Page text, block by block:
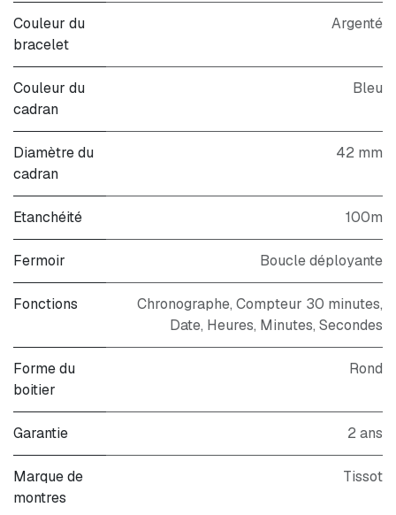
Couleur du
bracelet
Argenté
Couleur du
cadran
Bleu
Diamètre du
cadran
42 mm
Etanchéité 100m
Fermoir Boucle déployante
Fonctions
Chronographe, Compteur 30 minutes,
Date, Heures, Minutes, Secondes
Forme du
boitier
Rond
Garantie 2 ans
Marque de
montres
Tissot